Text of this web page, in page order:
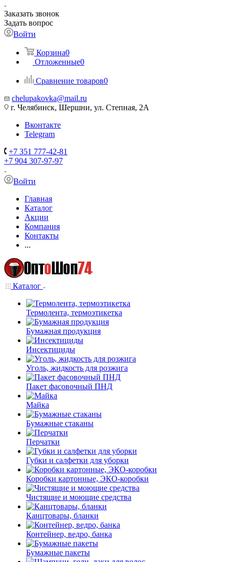
Заказать звонок
Задать вопрос
Войти
Корзина0
Отложенные0
Сравнение товаров0
chelupakovka@mail.ru
г. Челябинск, Шершни, ул. Степная, 2А
Вконтакте
Telegram
+7 351 777-42-81
+7 904 307-97-97
Войти
Главная
Каталог
Акции
Компания
Контакты
...
Каталог
Термолента, термоэтикетка
Бумажная продукция
Инсектициды
Уголь, жидкость для розжига
Пакет фасовочный ПНД
Майка
Бумажные стаканы
Перчатки
Губки и салфетки для уборки
Коробки картонные, ЭКО-коробки
Чистящие и моющие средства
Канцтовары, бланки
Контейнер, ведро, банка
Бумажные пакеты